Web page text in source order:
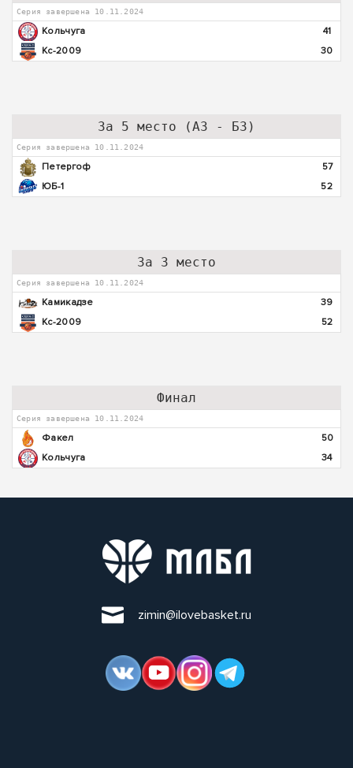
Серия завершена 10.11.2024
Кольчуга
41
Кс-2009
30
За 5 место (А3 - Б3)
Серия завершена 10.11.2024
Петергоф
57
ЮБ-1
52
За 3 место
Серия завершена 10.11.2024
Камикадзе
39
Кс-2009
52
Финал
Серия завершена 10.11.2024
Факел
50
Кольчуга
34
zimin@ilovebasket.ru